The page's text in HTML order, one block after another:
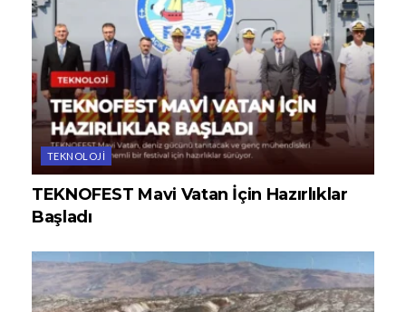
TEKNOLOJI
TEKNOFEST Mavi Vatan İçin Hazırlıklar
Başladı